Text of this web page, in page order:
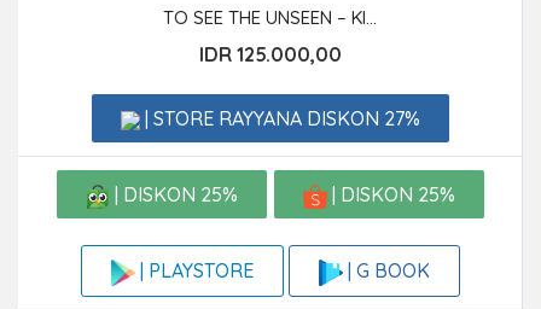
TO SEE THE UNSEEN – KI...
IDR 125.000,00
| STORE RAYYANA DISKON 27%
| DISKON 25% | DISKON 25%
| PLAYSTORE | G BOOK